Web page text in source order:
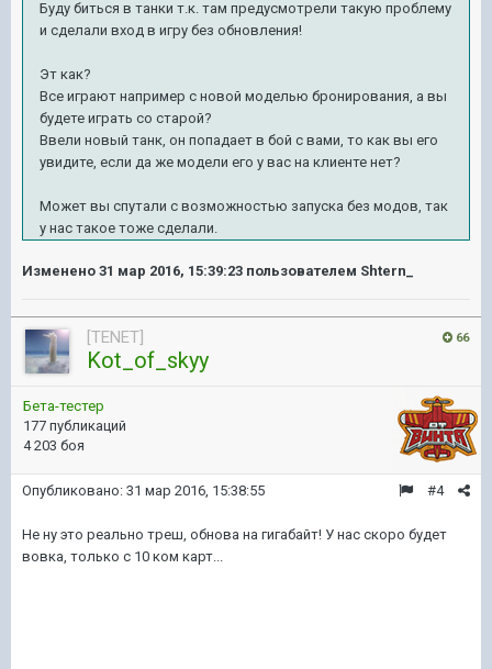
Буду биться в танки т.к. там предусмотрели такую проблему
и сделали вход в игру без обновления!
Эт как?
Все играют например с новой моделью бронирования, а вы
будете играть со старой?
Ввели новый танк, он попадает в бой с вами, то как вы его
увидите, если да же модели его у вас на клиенте нет?
Может вы спутали с возможностью запуска без модов, так
у нас такое тоже сделали.
Изменено 31 мар 2016, 15:39:23 пользователем Shtern_
66
[TENET]
Kot_of_skyy
Бета-тестер
177 публикаций
4 203 боя
#4
Опубликовано: 31 мар 2016, 15:38:55
Не ну это реально треш, обнова на гигабайт! У нас скоро будет
вовка, только с 10 ком карт...